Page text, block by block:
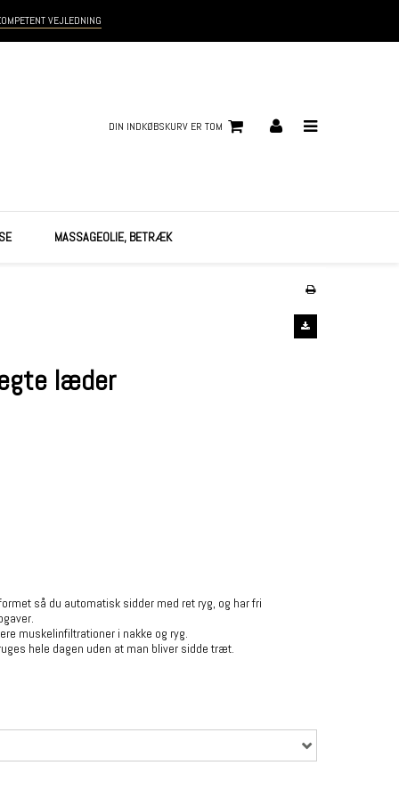
VEJLEDNING
DIN INDKØBSKURV ER TOM
MASSAGEOLIE, BETRÆK
læder
så du automatisk sidder med ret ryg, og har fri
muskelinfiltrationer i nakke og ryg.
hele dagen uden at man bliver sidde træt.